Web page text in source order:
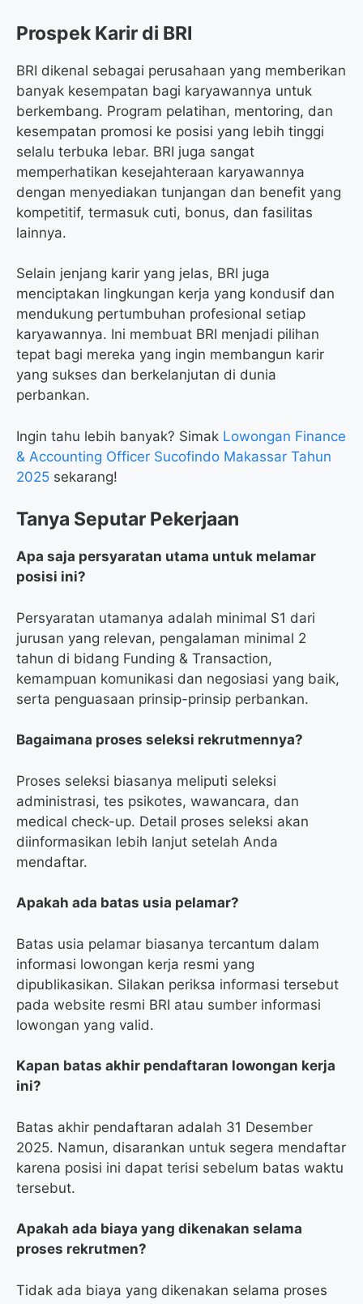
Prospek Karir di BRI
BRI dikenal sebagai perusahaan yang memberikan
banyak kesempatan bagi karyawannya untuk
berkembang. Program pelatihan, mentoring, dan
kesempatan promosi ke posisi yang lebih tinggi
selalu terbuka lebar. BRI juga sangat
memperhatikan kesejahteraan karyawannya
dengan menyediakan tunjangan dan benefit yang
kompetitif, termasuk cuti, bonus, dan fasilitas
lainnya.
Selain jenjang karir yang jelas, BRI juga
menciptakan lingkungan kerja yang kondusif dan
mendukung pertumbuhan profesional setiap
karyawannya. Ini membuat BRI menjadi pilihan
tepat bagi mereka yang ingin membangun karir
yang sukses dan berkelanjutan di dunia
perbankan.
Ingin tahu lebih banyak? Simak Lowongan Finance
& Accounting Officer Sucofindo Makassar Tahun
2025 sekarang!
Tanya Seputar Pekerjaan
Apa saja persyaratan utama untuk melamar
posisi ini?
Persyaratan utamanya adalah minimal S1 dari
jurusan yang relevan, pengalaman minimal 2
tahun di bidang Funding & Transaction,
kemampuan komunikasi dan negosiasi yang baik,
serta penguasaan prinsip-prinsip perbankan.
Bagaimana proses seleksi rekrutmennya?
Proses seleksi biasanya meliputi seleksi
administrasi, tes psikotes, wawancara, dan
medical check-up. Detail proses seleksi akan
diinformasikan lebih lanjut setelah Anda
mendaftar.
Apakah ada batas usia pelamar?
Batas usia pelamar biasanya tercantum dalam
informasi lowongan kerja resmi yang
dipublikasikan. Silakan periksa informasi tersebut
pada website resmi BRI atau sumber informasi
lowongan yang valid.
Kapan batas akhir pendaftaran lowongan kerja
ini?
Batas akhir pendaftaran adalah 31 Desember
2025. Namun, disarankan untuk segera mendaftar
karena posisi ini dapat terisi sebelum batas waktu
tersebut.
Apakah ada biaya yang dikenakan selama
proses rekrutmen?
Tidak ada biaya yang dikenakan selama proses